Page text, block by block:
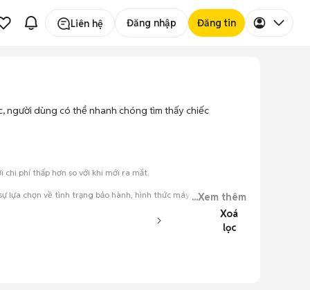
Liên hệ Đăng nhập Đăng tin
người dùng có thể nhanh chóng tìm thấy chiếc
phí thấp hơn so với khi mới ra mắt.
lựa chọn về tình trạng bảo hành, hình thức máy và màu sắc.
...Xem thêm
Xoá
lọc